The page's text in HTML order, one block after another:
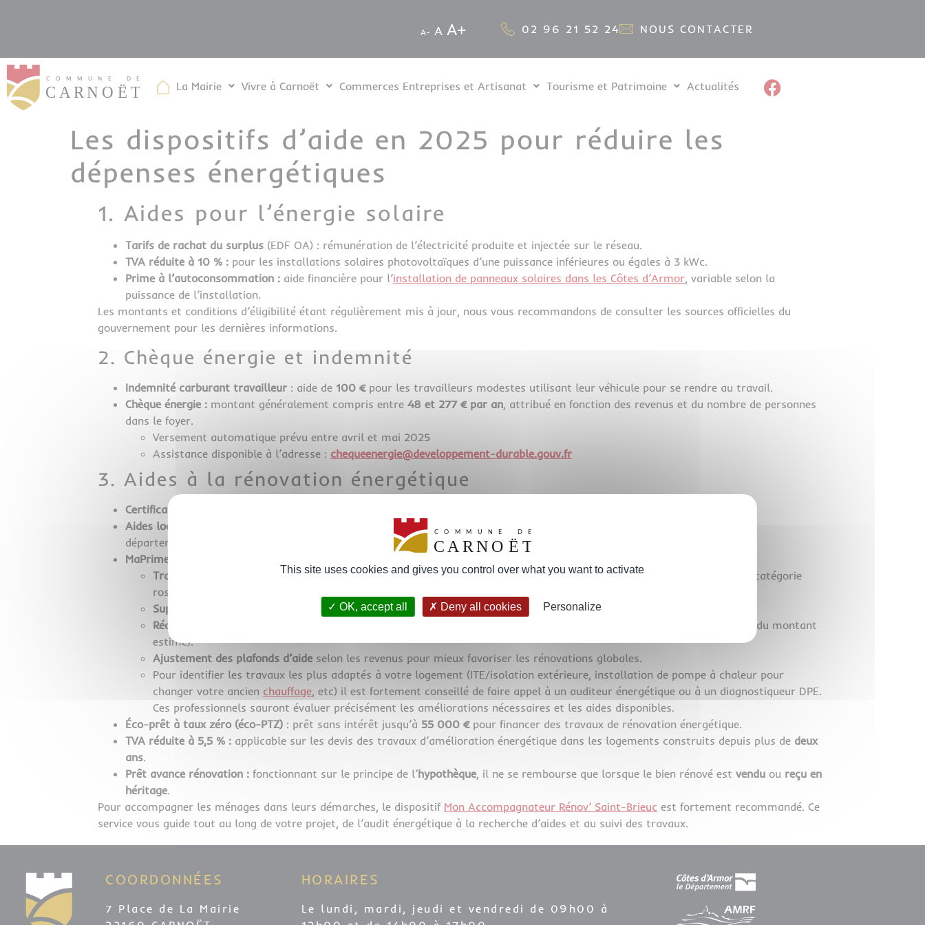
A A A 02 96 21 52 24 NOUS CONTACTER
La Mairie Vivre à Carnoët Commerces Entreprises et Artisanat Tourisme et Patrimoine Actualités
Les dispositifs d’aide en 2025 pour réduire les
dépenses énergétiques
1. Aides pour l’énergie solaire
Tarifs de rachat du surplus (EDF OA) : rémunération de l’électricité produite et injectée sur le réseau.
TVA réduite à 10 % : pour les installations solaires photovoltaïques d’une puissance inférieures ou égales à 3 kWc.
Prime à l’autoconsommation : aide financière pour l’installation de panneaux solaires dans les Côtes d’Armor, variable selon la
puissance de l’installation.
Les montants et conditions d’éligibilité étant régulièrement mis à jour, nous vous recommandons de consulter les sources officielles du
gouvernement pour les dernières informations.
2. Chèque énergie et indemnité
Indemnité carburant travailleur : aide de 100 €pour les travailleurs modestes utilisant leur véhicule pour se rendre au travail.
Chèque énergie : montant généralement compris entre 48 et 277 € par an, attribué en fonction des revenus et du nombre de personnes
dans le foyer.
Versement automatique prévu entre avril et mai 2025
Assistance disponible à l’adresse : chequeenergie@developpement-durable.gouv.fr
3. Aides à la rénovation énergétique
Certificats d’économie d’énergie (CEE)
Aides locales :
certaines collectivités proposent des subventions supplémentaires. Renseignez-vous auprès des services
départementaux
MaPrimeRénov’ :
Travaux mono-gestes maintenus , y compris pour les logements classés F et G au DPE. Attention, les
(catégorie
rose) n’y ont
Suppression temporaire de l’exigence du DPEjusqu’au 1ᵉʳ janvier 2026.
Réduction de l’avance pour les ménages très modestes
(passage de 70 % à 50 % du montant
estimé).
Ajustement des plafonds d’aide selon les revenus pour mieux favoriser les rénovations globales.
Pour identifier les travaux les plus adaptés à votre logement (ITE/isolation extérieure, installation de pompe à chaleur pour
changer votre ancien chauffage, etc) il est fortement conseillé de faire appel à un auditeur énergétique ou à un diagnostiqueur DPE.
Ces professionnels sauront évaluer précisément les améliorations nécessaires et les aides disponibles.
Éco-prêt à taux zéro (éco-PTZ) : prêt sans intérêt jusqu’à 55 000 €pour financer des travaux de rénovation énergétique.
TVA réduite à 5,5 % : applicable sur les devis des travaux d’amélioration énergétique dans les logements construits depuis plus de deux
ans.
Prêt avance rénovation : fonctionnant sur le principe de l’hypothèque, il ne se rembourse que lorsque le bien rénové est vendu ou reçu en
héritage.
Pour accompagner les ménages dans leurs démarches, le dispositif Mon Accompagnateur Rénov’ Saint-Brieuc est fortement recommandé. Ce
service vous guide tout au long de votre projet, de l’audit énergétique à la recherche d’aides et au suivi des travaux.
COORDONNÉES
7 Place de La Mairie
HORAIRES
Le lundi, mardi, jeudi et vendredi de 09h00 à
This site uses cookies and gives you control over what you want to activate
OK, accept all Deny all cookies Personalize